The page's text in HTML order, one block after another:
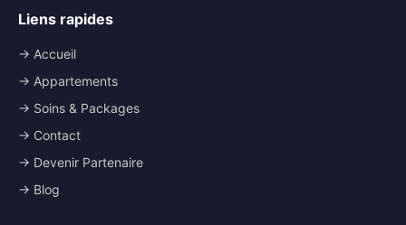
Liens rapides
→ Accueil
→ Appartements
→ Soins & Packages
→ Contact
→ Devenir Partenaire
→ Blog